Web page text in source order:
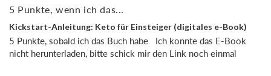
5 Punkte, wenn ich das...
Kickstart-Anleitung: Keto für Einsteiger (digitales e-Book)
5 Punkte, sobald ich das Buch habe   Ich konnte das E-Book
nicht herunterladen, bitte schick mir den Link noch einmal